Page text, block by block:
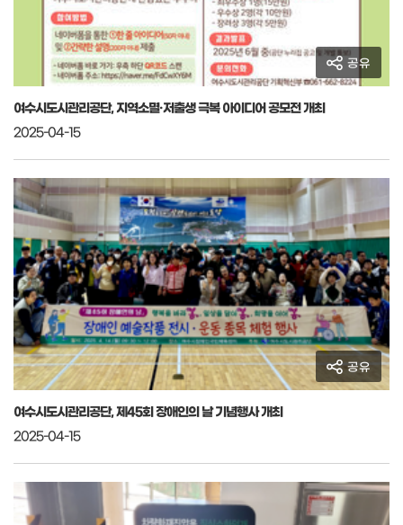
공유
여수시도시관리공단, 지역소멸·저출생 극복 아이디어 공모전 개최
2025-04-15
공유
여수시도시관리공단, 제45회 장애인의 날 기념행사 개최
2025-04-15